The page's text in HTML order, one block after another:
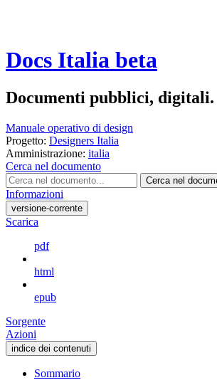
Docs Italia beta
Documenti pubblici, digitali.
Manuale operativo di design
Progetto: Designers Italia
Amministrazione: italia
Cerca nel documento
Cerca nel
Informazioni
versione-corrente
Scarica
pdf
html
epub
Sorgente
Azioni
indice dei contenuti
Sommario